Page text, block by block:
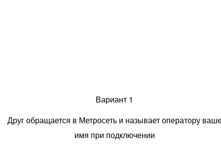
Вариант 1
Друг обращается в Метросеть и называет оператору
имя при подключении